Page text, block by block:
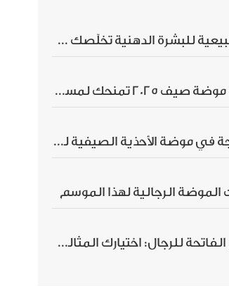
5 ماسكات طبيعية للبشرة الدهنية تخلّصك من الحبوب بسرعة
قبعات رجالية موضة صيف 2025 تمنحك لمسة أناقة استثنائية
4 تصاميم رائجة في موضة الأحذية الصيفية للرجال هذا الموسم
الرجالية لهذا الموسم
موضة الألوان الفاتحة للرجال: اختيارك المثالي لإطلالة صيفية مبهرة